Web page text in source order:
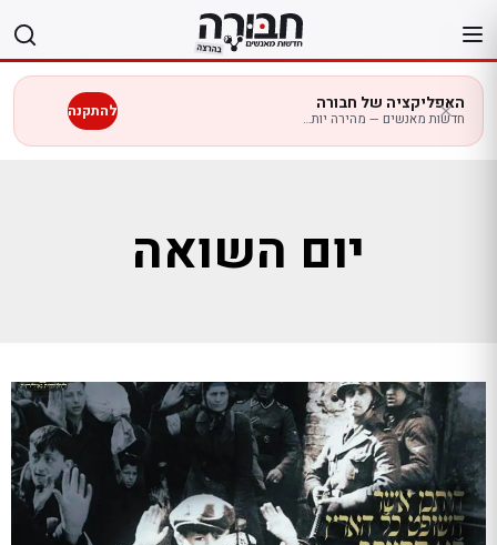
לתוכן
האפליקציה של חבורה
חדשות מאנשים — מהירה יותר בנייד להתקנה
יום השואה